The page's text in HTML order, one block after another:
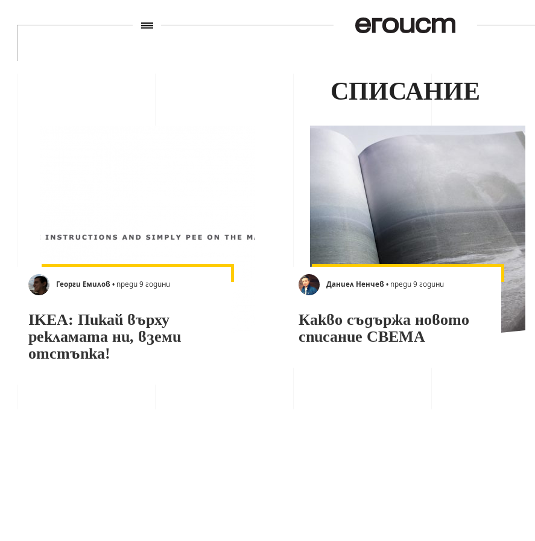
СПИСАНИЕ
Георги Емилов • преди 9 години
IKEA: Пикай върху
рекламата ни, вземи
отстъпка!
Даниел Ненчев • преди 9 години
Какво съдържа новото
списание СВЕМА